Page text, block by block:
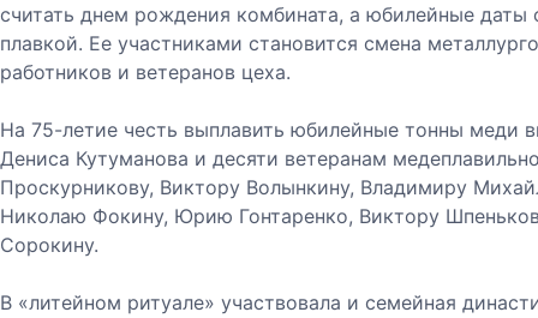
считать днем рождения комбината, а юбилейные даты
плавкой. Ее участниками становится смена
работников и ветеранов цеха.
На 75-летие честь выплавить юбилейные тонны меди
Дениса Кутуманова и десяти ветеранам
Проскурникову, Виктору Волынкину, Владимиру
Николаю Фокину, Юрию Гонтаренко, Виктору
Сорокину.
В «литейном ритуале» участвовала и семейная